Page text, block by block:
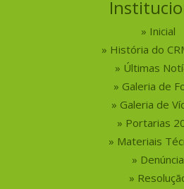
Inicial
História do
Últimas
Galeria de
Galeria de
Portarias
Materiais
Denúncia